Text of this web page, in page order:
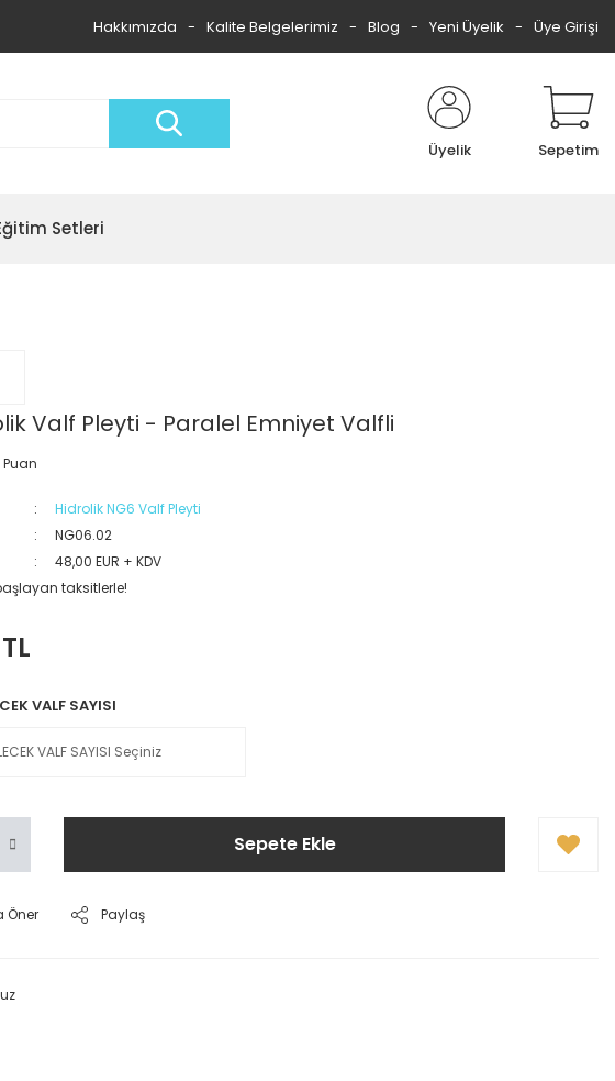
Hakkımızda Kalite Belgelerimiz Blog Yeni Üyelik Üye Girişi
Üyelik Sepetim
Setleri
Valf Pleyti - Paralel Emniyet Valfli
Hidrolik NG6 Valf Pleyti
NG06.02
48,00 EUR + KDV
taksitlerle!
VALF SAYISI
Sepete Ekle
Öner Paylaş